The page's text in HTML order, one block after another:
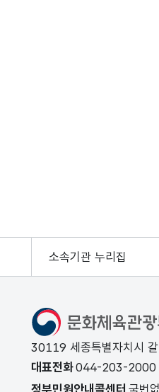
소속기관 누리집
문화체육관광부
30119 세종특별자치시
대표전화044-203-2000
정부민원안내콜센터 국번